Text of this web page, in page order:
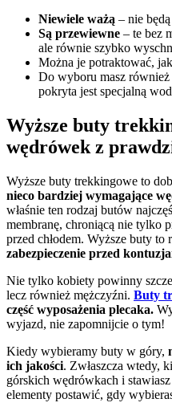
Niewiele ważą – nie
Są przewiewne – te bez
ale równie szybko
Można je potraktować,
Do wyboru masz również
pokryta jest specjalną
Wyższe buty
wędrówek z
Wyższe buty trekkingowe to
nieco bardziej wymagające
właśnie ten rodzaj butów
membranę, chroniącą nie tylko
przed chłodem. Wyższe buty to
zabezpieczenie przed
Nie tylko kobiety powinny
lecz również mężczyźni. Buty
część wyposażenia plecaka.
wyjazd, nie zapomnijcie o tym!
Kiedy wybieramy buty w góry,
ich jakości. Zwłaszcza wtedy,
górskich wędrówkach i
elementy postawić, gdy